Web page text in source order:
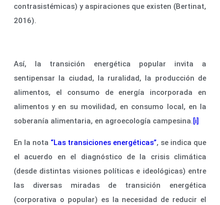
contrasistémicas) y aspiraciones que existen (Bertinat,
2016).
Así, la transición energética popular invita a
sentipensar la ciudad, la ruralidad, la producción de
alimentos, el consumo de energía incorporada en
alimentos y en su movilidad, en consumo local, en la
soberanía alimentaria, en agroecología campesina. [i]
En la nota “Las transiciones energéticas”, se indica que
el acuerdo en el diagnóstico de la crisis climática
(desde distintas visiones políticas e ideológicas) entre
las diversas miradas de transición energética
(corporativa o popular) es la necesidad de reducir el